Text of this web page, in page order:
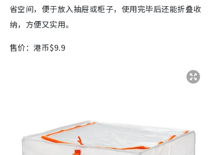
省空间，便于放入抽屉或柜子，使用完毕后还能折叠收
纳，方便又实用。
售价：港币$9.9